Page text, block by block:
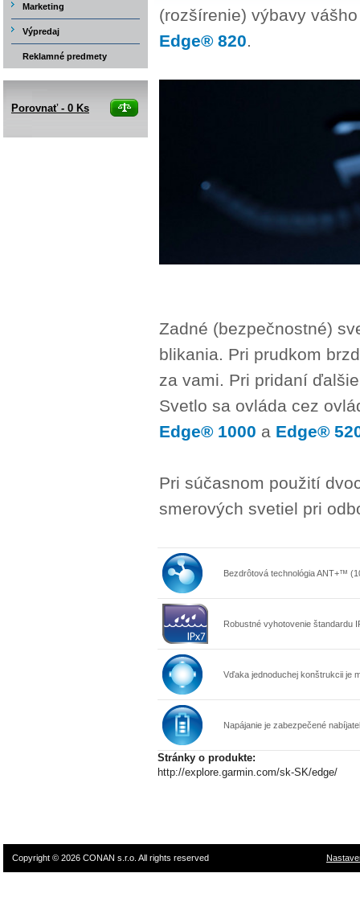
(rozšírenie) výbavy
Edge® 820.
Zadné (bezpečnostné)
blikania. Pri prudkom
za vami. Pri pridaní
Svetlo sa ovláda cez
Edge® 1000 a Edge®
Pri súčasnom použití
smerových svetiel pri
Bezdrôtová technológia ANT+™
Robustné vyhotovenie štandardu
Vďaka jednoduchej konštrukcii je
Napájanie je zabezpečené
Stránky o produkte:
http://explore.garmin.com/sk-SK/edge/
Marketing
Výpredaj
Reklamné predmety
Porovnať - 0 Ks
Copyright © 2026 CONAN s.r.o. All rights reserved